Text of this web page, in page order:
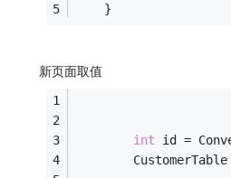
    }
新页面取值
int id =
CustomerTable